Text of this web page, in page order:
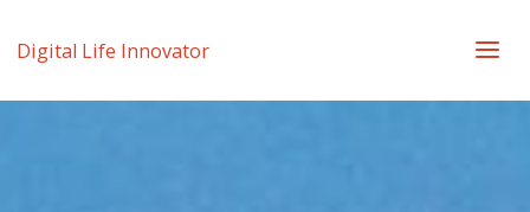
Digital Life Innovator